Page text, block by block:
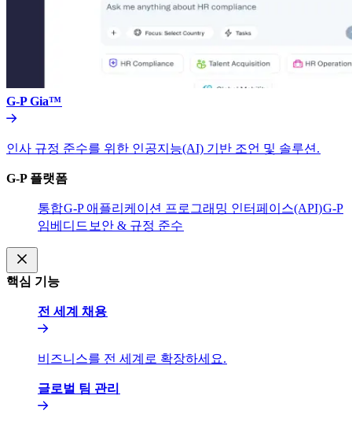
G-P Gia™​​
인사 규정 준수를 위한 인공지능(AI) 기반 조언 및 솔루션.​​
G-P 플랫폼​​
통합​​G-P 애플리케이션 프로그래밍 인터페이스(API)​​G-P
임베디드​​ 보안 & 규정 준수​​
핵심 기능​​
전 세계 채용​​
비즈니스를 전 세계로 확장하세요.​​
글로벌 팀 관리​​